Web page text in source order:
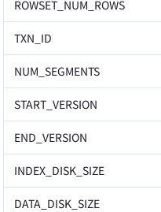
ROWSET_NUM_ROWS
TXN_ID
NUM_SEGMENTS
START_VERSION
END_VERSION
INDEX_DISK_SIZE
DATA_DISK_SIZE